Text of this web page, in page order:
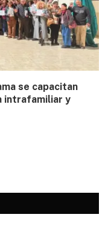
se capacitan
intrafamiliar y